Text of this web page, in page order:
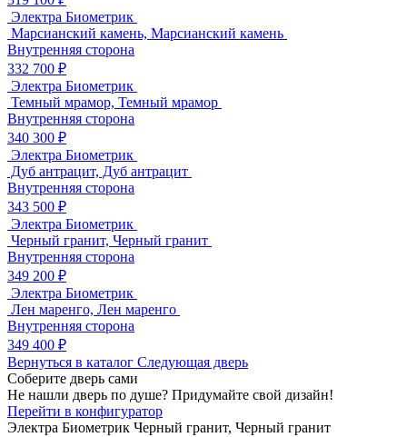
Электра Биометрик
Марсианский камень, Марсианский камень
Внутренняя сторона
332 700 ₽
Электра Биометрик
Темный мрамор, Темный мрамор
Внутренняя сторона
340 300 ₽
Электра Биометрик
Дуб антрацит, Дуб антрацит
Внутренняя сторона
343 500 ₽
Электра Биометрик
Черный гранит, Черный гранит
Внутренняя сторона
349 200 ₽
Электра Биометрик
Лен маренго, Лен маренго
Внутренняя сторона
349 400 ₽
Вернуться в каталог Следующая дверь
Соберите дверь сами
Не нашли дверь по душе? Придумайте свой дизайн!
Перейти в конфигуратор
Электра Биометрик Черный гранит, Черный гранит